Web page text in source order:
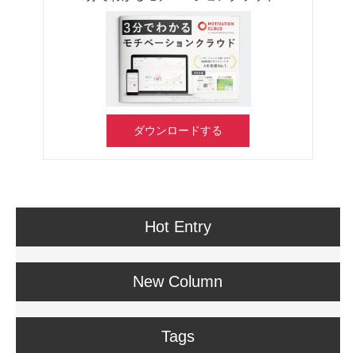
ダウンロードする
Hot Entry
New Column
Tags